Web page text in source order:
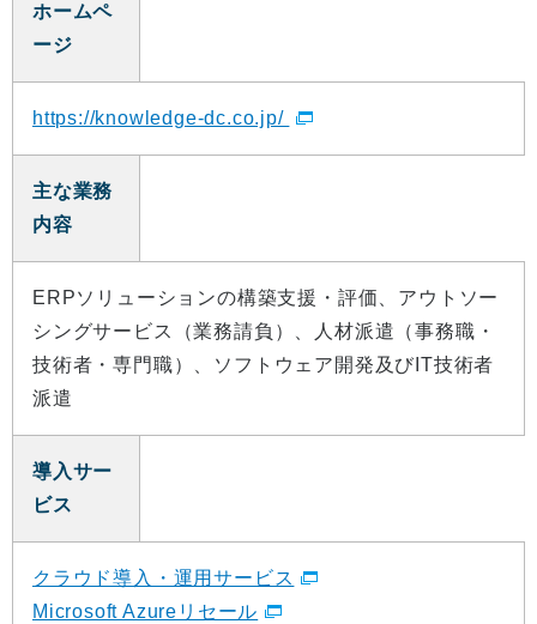
ホームペ
ージ
https://knowledge-dc.co.jp/
主な業務
内容
ERPソリューションの構築支援・評価、アウトソー
シングサービス（業務請負）、人材派遣（事務職・
技術者・専門職）、ソフトウェア開発及びIT技術者
派遣
導入サー
ビス
クラウド導入・運用サービス
Microsoft Azureリセール